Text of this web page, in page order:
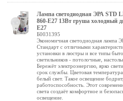
Лампа светодиодная ЭРА STD
860-E27 13Вт груша холодный
Е27
Б0031395
Экономичная светодиодная лампа
Стандарт с отличными
установки в люстры и все типы
светильников - потолочные,
Бережёт электроэнергию, ярко
срок службы. Цветовая
белый свет. Такое освещение
работоспособность. Этот
света создаёт комфортное и
освещение.